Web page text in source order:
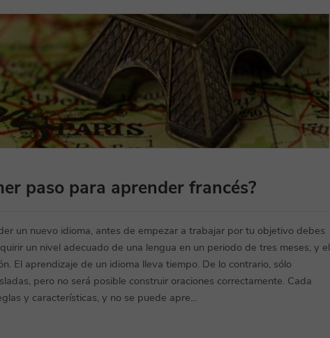
paso para aprender francés?
un nuevo idioma, antes de empezar a trabajar por tu objetivo debes
un nivel adecuado de una lengua en un periodo de tres meses, y el
El aprendizaje de un idioma lleva tiempo. De lo contrario, sólo
pero no será posible construir oraciones correctamente. Cada
y características, y no se puede apre...